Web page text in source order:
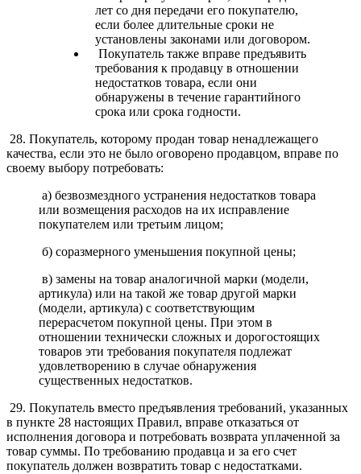
лет со дня передачи его покупателю,
если более длительные сроки не
установлены законами или договором.
Покупатель также вправе предъявить
требования к продавцу в отношении
недостатков товара, если они
обнаружены в течение гарантийного
срока или срока годности.
28. Покупатель, которому продан товар ненадлежащего
качества, если это не было оговорено продавцом, вправе по
своему выбору потребовать:
а) безвозмездного устранения недостатков товара
или возмещения расходов на их исправление
покупателем или третьим лицом;
б) соразмерного уменьшения покупной цены;
в) замены на товар аналогичной марки (модели,
артикула) или на такой же товар другой марки
(модели, артикула) с соответствующим
перерасчетом покупной цены. При этом в
отношении технически сложных и дорогостоящих
товаров эти требования покупателя подлежат
удовлетворению в случае обнаружения
существенных недостатков.
29. Покупатель вместо предъявления требований, указанных
в пункте 28 настоящих Правил, вправе отказаться от
исполнения договора и потребовать возврата уплаченной за
товар суммы. По требованию продавца и за его счет
покупатель должен возвратить товар с недостатками.